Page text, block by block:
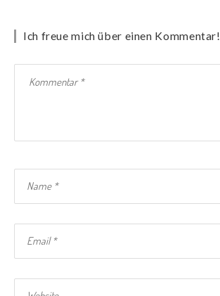
Ich freue mich über einen Kommentar!